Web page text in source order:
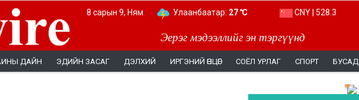
Эерэг мэдээллийг эн тэргүүнд
8 сарын 9, Ням Улаанбаатар: 27 ℃ CNY | 528.3
ДАЙН ЭДИЙН ЗАСАГ ДЭЛХИЙ ИРГЭНИЙ ӨНЦӨГ СОЁЛ УРЛАГ СПОРТ БУСАД